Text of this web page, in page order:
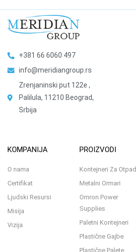
+381 66 6060 497
info@meridiangroup.rs
Zrenjaninski put 122e ,
Palilula, 11210 Beograd,
Srbija
KOMPANIJA
O nama
Certifikat
Ljudski Resursi
Misija
Vizija
PROIZVODI
Kontejneri Za Otpad
Metalni Ormari
Omron Power
Supplies
Paletni Kontejneri
Plastične Gajbe
Plastične Palete